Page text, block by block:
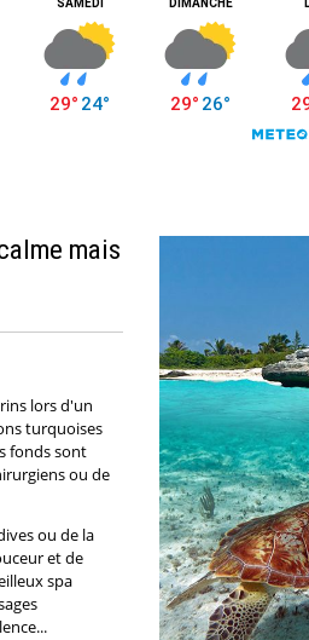
mais
lors d'un
turquoises
fonds sont
ou de
ou de la
et de
spa